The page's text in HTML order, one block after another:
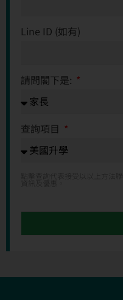
Line ID (如有)
請問閣下是:
查詢項目
點擊查詢代表接受以以上方法
資訊及優惠。